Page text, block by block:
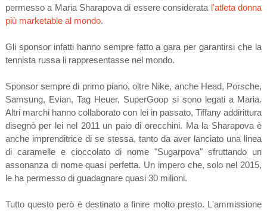
permesso a Maria Sharapova di essere considerata l'atleta donna
più marketable al mondo.
Gli sponsor infatti hanno sempre fatto a gara per garantirsi che la
tennista russa li rappresentasse nel mondo.
Sponsor sempre di primo piano, oltre Nike, anche Head, Porsche,
Samsung, Evian, Tag Heuer, SuperGoop si sono legati a Maria.
Altri marchi hanno collaborato con lei in passato, Tiffany addirittura
disegnò per lei nel 2011 un paio di orecchini. Ma la Sharapova è
anche imprenditrice di se stessa, tanto da aver lanciato una linea
di caramelle e cioccolato di nome "Sugarpova" sfruttando un
assonanza di nome quasi perfetta. Un impero che, solo nel 2015,
le ha permesso di guadagnare quasi 30 milioni.
Tutto questo però è destinato a finire molto presto. L'ammissione